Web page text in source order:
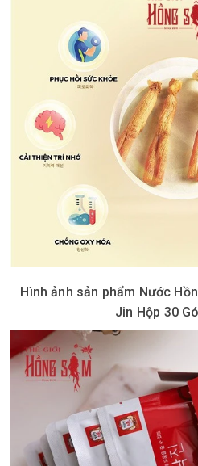
Hình ảnh sản phẩm Nước
Jin Hộp 30